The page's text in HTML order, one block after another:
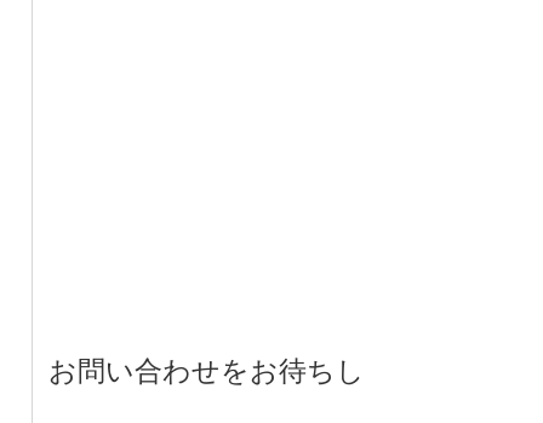
お問い合わせをお待ちし